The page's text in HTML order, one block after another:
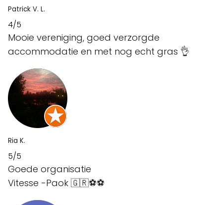
Patrick V. L.
4/5
Mooie vereniging, goed verzorgde
accommodatie en met nog echt gras 👌
Ria K.
5/5
Goede organisatie
Vitesse -Paok 🇬🇷⚽⚽